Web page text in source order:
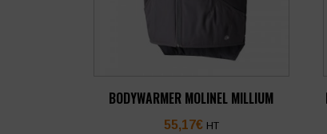
BODYWARMER MOLINEL MILLIUM
55,17€ HT